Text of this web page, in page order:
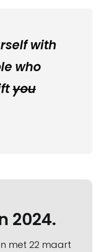
with
who
you
2024.
met 22 maart